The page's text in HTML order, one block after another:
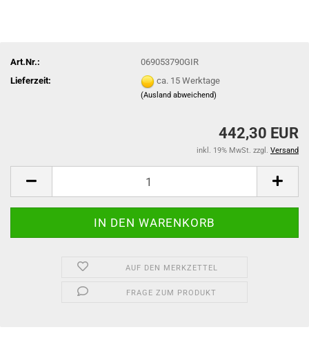
Art.Nr.:
069053790GIR
Lieferzeit:
ca. 15 Werktage
(Ausland abweichend)
442,30 EUR
inkl. 19% MwSt. zzgl. Versand
AUF DEN MERKZETTEL
FRAGE ZUM PRODUKT